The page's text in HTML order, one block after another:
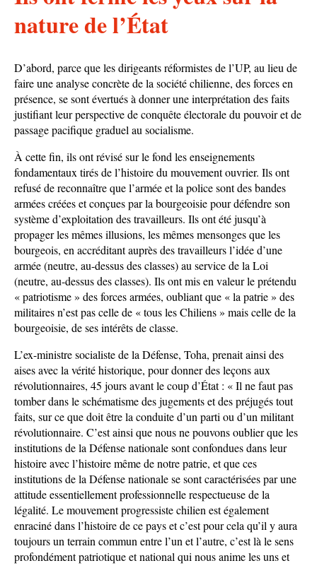
nature de l’État
D’abord, parce que les dirigeants réformistes de l’UP, au lieu de
faire une analyse concrète de la société chilienne, des forces en
présence, se sont évertués à donner une interprétation des faits
justifiant leur perspective de conquête électorale du pouvoir et de
passage pacifique graduel au socialisme.
À cette fin, ils ont révisé sur le fond les enseignements
fondamentaux tirés de l’histoire du mouvement ouvrier. Ils ont
refusé de reconnaître que l’armée et la police sont des bandes
armées créées et conçues par la bourgeoisie pour défendre son
système d’exploitation des travailleurs. Ils ont été jusqu’à
propager les mêmes illusions, les mêmes mensonges que les
bourgeois, en accréditant auprès des travailleurs l’idée d’une
armée (neutre, au-dessus des classes) au service de la Loi
(neutre, au-dessus des classes). Ils ont mis en valeur le prétendu
« patriotisme » des forces armées, oubliant que « la patrie » des
militaires n’est pas celle de « tous les Chiliens » mais celle de la
bourgeoisie, de ses intérêts de classe.
L’ex-ministre socialiste de la Défense, Toha, prenait ainsi des
aises avec la vérité historique, pour donner des leçons aux
révolutionnaires, 45 jours avant le coup d’État : « Il ne faut pas
tomber dans le schématisme des jugements et des préjugés tout
faits, sur ce que doit être la conduite d’un parti ou d’un militant
révolutionnaire. C’est ainsi que nous ne pouvons oublier que les
institutions de la Défense nationale sont confondues dans leur
histoire avec l’histoire même de notre patrie, et que ces
institutions de la Défense nationale se sont caractérisées par une
attitude essentiellement professionnelle respectueuse de la
légalité. Le mouvement progressiste chilien est également
enraciné dans l’histoire de ce pays et c’est pour cela qu’il y aura
toujours un terrain commun entre l’un et l’autre, c’est là le sens
profondément patriotique et national qui nous anime les uns et